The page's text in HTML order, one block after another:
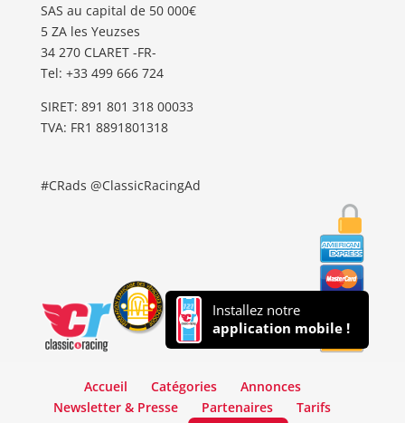
SAS au capital de 50 000€
5 ZA les Yeuzses
34 270 CLARET -FR-
Tel: ‭+33 499 666 724‬
SIRET: 891 801 318 00033
TVA: FR1 8891801318
#CRads @ClassicRacingAd
Installez notre
application mobile !
Accueil Catégories
Annonces
Newsletter & Presse
Partenaires
Tarifs